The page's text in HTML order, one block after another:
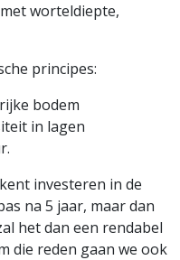
worteldiepte,
principes:
bodem
in lagen
investeren in de
na 5 jaar, maar dan
het dan een rendabel
die reden gaan we ook